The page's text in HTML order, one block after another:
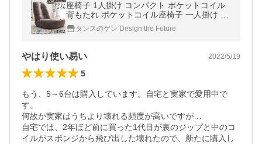
座椅子 1人掛け コンパクト ポケットコイル
背もたれ ポケットコイル座椅子 一人掛け フ
ロアチェア リビング 一人暮らし 座いす おし
ゃれタンスのゲン Design the Future
やはり使い易い 2022/5/19
5
もう、5～6台は購入しています。自宅と実家で愛用中で
す。
何故か実家はうちより壊れる頻度が高いですが…
自宅では、2年ほど前に買った1代目が裏のジップと中のコ
イルがスポンジから飛び出した壊れたので、新たに購入し